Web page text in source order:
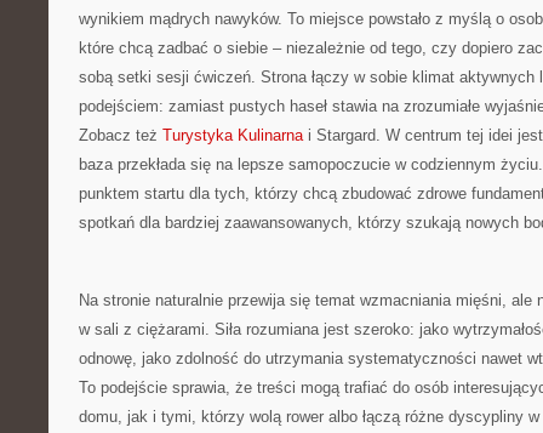
wynikiem mądrych nawyków. To miejsce powstało z myślą o
które chcą zadbać o siebie – niezależnie od tego, czy dopiero
sobą setki sesji ćwiczeń. Strona łączy w sobie klimat aktywnych
podejściem: zamiast pustych haseł stawia na zrozumiałe
Zobacz też Turystyka Kulinarnai Stargard. W centrum tej idei
baza przekłada się na lepsze samopoczucie w codziennym
punktem startu dla tych, którzy chcą zbudować zdrowe
spotkań dla bardziej zaawansowanych, którzy szukają nowych
Na stronie naturalnie przewija się temat wzmacniania mięśni, ale
w sali z ciężarami. Siła rozumiana jest szeroko: jako
odnowę, jako zdolność do utrzymania systematyczności nawet
To podejście sprawia, że treści mogą trafiać do osób
domu, jak i tymi, którzy wolą rower albo łączą różne dyscypliny w